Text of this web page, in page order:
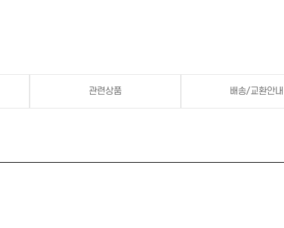
관련상품 배송/교환안내